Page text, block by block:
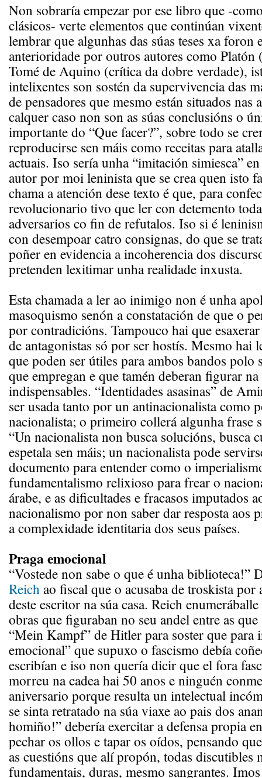
Non sobraría empezar por ese libro que -
clásicos- verte elementos que continúan
lembrar que algunhas das súas teses xa foron
anterioridade por outros autores como
Tomé de Aquino (crítica da dobre verdade),
intelixentes son sostén da supervivencia das
de pensadores que mesmo están situados nas
calquer caso non son as súas conclusións o
importante do “Que facer?”, sobre todo se
reproducirse sen máis como receitas para
actuais. Iso sería unha “imitación simiesca”
autor por moi leninista que se crea quen isto
chama a atención dese texto é que, para
revolucionario tivo que ler con detemento
adversarios co fin de refutalos. Iso si é
con desempoar catro consignas, do que se
poñer en evidencia a incoherencia dos
pretenden lexitimar unha realidade inxusta.
Esta chamada a ler ao inimigo non é unha
masoquismo senón a constatación de que o
por contradicións. Tampouco hai que
de antagonistas só por ser hostís. Mesmo hai
que poden ser útiles para ambos bandos polo
que empregan e que tamén deberan figurar na
indispensables. “Identidades asasinas” de
ser usada tanto por un antinacionalista como
nacionalista; o primeiro collerá algunha frase
“Un nacionalista non busca solucións, busca
espetala sen máis; un nacionalista pode
documento para entender como o
fundamentalismo relixioso para frear o
árabe, e as dificultades e fracasos imputados
nacionalismo por non saber dar resposta aos
a complexidade identitaria dos seus países.
Praga emocional
“Vostede non sabe o que é unha biblioteca!”
Reichao fiscal que o acusaba de troskista
deste escritor na súa casa. Reich
obras que figuraban no seu andel entre as que
“Mein Kampf” de Hitler para soster que para
emocional” que supuxo o fascismo debía
escribían e iso non quería dicir que el fora
morreu na cadea hai 50 anos e ninguén
aniversario porque resulta un intelectual
se sinta retratado na súa viaxe ao pais dos
homiño!” debería exercitar a defensa propia
pechar os ollos e tapar os oídos, pensando
as cuestións que alí propón, todas discutibles
fundamentais, duras, mesmo sangrantes.